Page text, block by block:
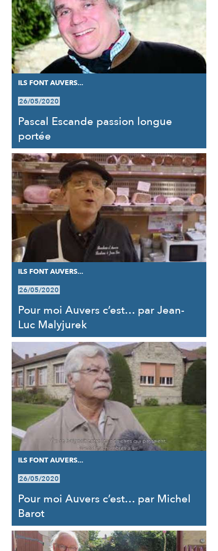
ILS FONT AUVERS...
26/05/2020
Pascal Escande passion longue
portée
ILS FONT AUVERS...
26/05/2020
Pour moi Auvers c’est… par Jean-
Luc Malyjurek
ILS FONT AUVERS...
26/05/2020
Pour moi Auvers c’est… par Michel
Barot